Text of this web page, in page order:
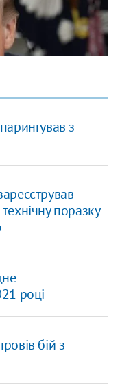
з
поразку
році
бій з